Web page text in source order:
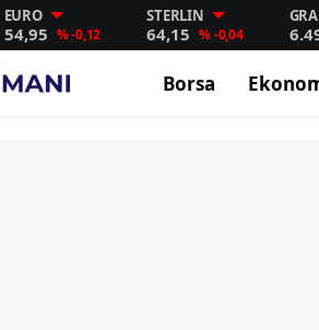
EURO
54,95 % -0,12
STERLIN
64,15 % -0,04
Borsa